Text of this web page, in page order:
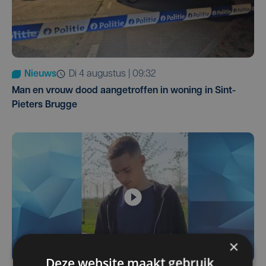
Nieuws
di 4 augustus | 09:32
Man en vrouw dood aangetroffen in woning in Sint-
Pieters Brugge
×
Deze website maakt gebruik